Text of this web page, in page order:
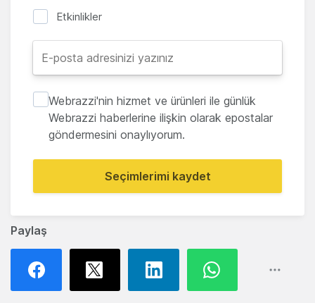
Paylaş
Etkinlikler
Webrazzi'nin hizmet ve ürünleri ile günlük
Webrazzi haberlerine ilişkin olarak epostalar
göndermesini onaylıyorum.
Seçimlerimi kaydet